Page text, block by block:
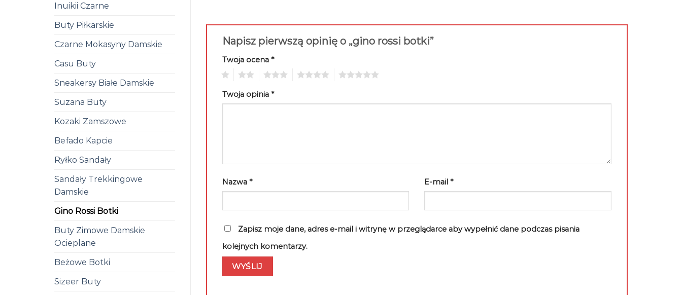
Inuikii Czarne
Buty Piłkarskie
Czarne Mokasyny Damskie
Casu Buty
Sneakersy Białe Damskie
Suzana Buty
Kozaki Zamszowe
Befado Kapcie
Ryłko Sandały
Sandały Trekkingowe
Damskie
Gino Rossi Botki
Buty Zimowe Damskie
Ocieplane
Beżowe Botki
Sizeer Buty
Napisz pierwszą opinię o „gino rossi botki”
Twoja ocena *
Twoja opinia *
Nazwa * E-mail*
Zapisz moje dane, adres e-mail i witrynę w przeglądarce aby wypełnić dane podczas pisania
kolejnych komentarzy.